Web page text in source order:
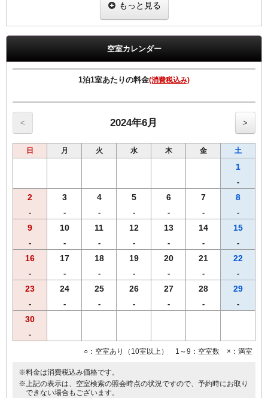
・プラン適用には１室につき１名様、証明証のご提示をお願い致しま
・ウェルカムドリンクとしてＲ＆Ｂオリジナル挽きたてコーヒーをご用
もっと見る
空室カレンダー
1泊1室あたりの料金(消費税込み)
< 2024年6月 >
日 月 火 水 木 金 土
1
-
2
-
3
-
4
-
5
-
6
-
7
-
8
-
9
-
10
-
11
-
12
-
13
-
14
-
15
-
16
-
17
-
18
-
19
-
20
-
21
-
22
-
23
-
24
-
25
-
26
-
27
-
28
-
29
-
30
-
○：空室あり（10室以上） 1～9：空室数 ×：満室
※料金は消費税込み価格です。
※上記の表示は、空室検索の照会時点の状況ですので、予約時にお取り
できない場合もございます。